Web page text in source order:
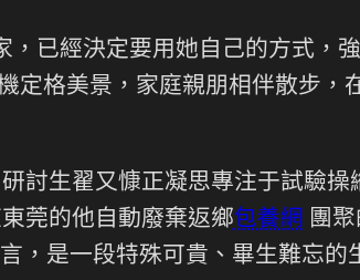
已經決定要用她自己的方式，
定格美景，家庭親朋相伴散步，
研討生翟又慷正凝思專注于試驗
莞的他自動廢棄返鄉包養網 團
，是一段特殊可貴、畢生難忘的